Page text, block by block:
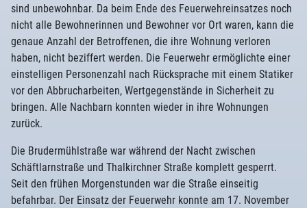
sind unbewohnbar. Da beim Ende des Feuerwehreinsatzes noch
nicht alle Bewohnerinnen und Bewohner vor Ort waren, kann die
genaue Anzahl der Betroffenen, die ihre Wohnung verloren
haben, nicht beziffert werden. Die Feuerwehr ermöglichte einer
einstelligen Personenzahl nach Rücksprache mit einem Statiker
vor den Abbrucharbeiten, Wertgegenstände in Sicherheit zu
bringen. Alle Nachbarn konnten wieder in ihre Wohnungen
zurück.
Die Brudermühlstraße war während der Nacht zwischen
Schäftlarnstraße und Thalkirchner Straße komplett gesperrt.
Seit den frühen Morgenstunden war die Straße einseitig
befahrbar. Der Einsatz der Feuerwehr konnte am 17. November